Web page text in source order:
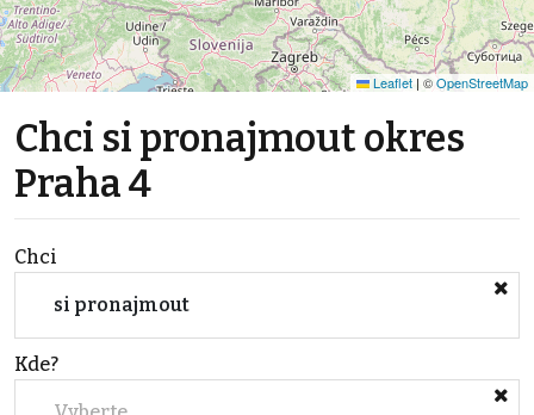
Leaflet | ©OpenStreetMap
Chci si pronajmout okres
Praha 4
Chci
si pronajmout
Kde?